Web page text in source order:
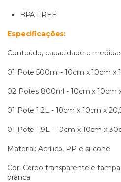
BPA FREE
Especificações:
Conteúdo, capacidade e
01 Pote 500ml - 10cm x 10cm x
02 Potes 800ml - 10cm x 10cm
01 Pote 1,2L - 10cm x 10cm x
01 Pote 1,9L - 10cm x 10cm x
Material: Acrílico, PP e silicone
Cor: Corpo transparente e
branca